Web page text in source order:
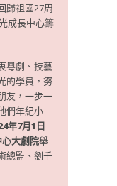
歸祖國27周
成長中心籌
粵劇、技藝
的學員，努
友，一步一
們年紀小
年7月1日
大劇院舉
總監、劉千